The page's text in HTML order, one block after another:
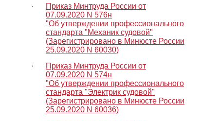
∙
Приказ Минтруда России от
07.09.2020 N 576н
"Об утверждении профессионального
стандарта "Механик судовой"
(Зарегистрировано в Минюсте России
25.09.2020 N 60030)
∙
Приказ Минтруда России от
07.09.2020 N 574н
"Об утверждении профессионального
стандарта "Электрик судовой"
(Зарегистрировано в Минюсте России
25.09.2020 N 60036)